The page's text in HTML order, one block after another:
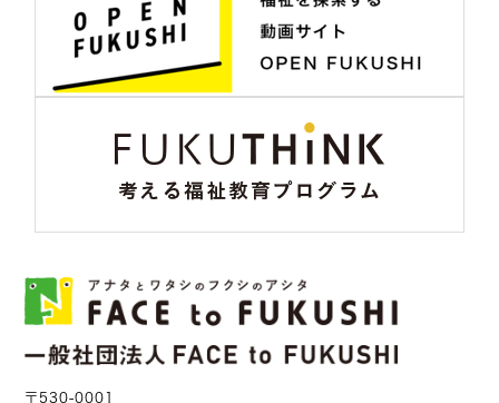
〒530-0001